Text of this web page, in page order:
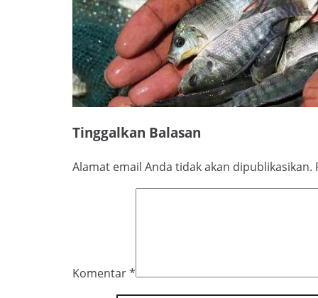
Tinggalkan Balasan
Alamat email Anda tidak akan dipublikasikan.
Komentar*